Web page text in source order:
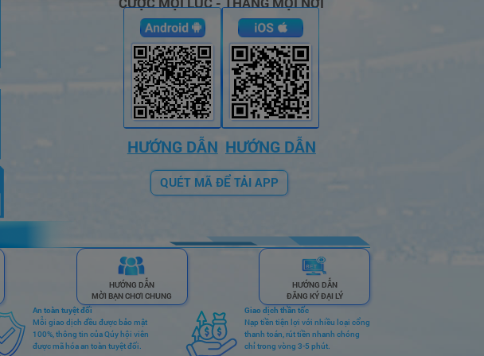
ae****** +265,600,800
hu****** +200,626,450
ng****** +140,000,000
em****** +260,250,000
th****** +110,000,000
po****** +180,000,000VNĐ
178,000,000 VNĐ
sh****** + 216,720,000VNĐ
HƯỚNG DẪN HƯỚNG DẪN
QUÉT MÃ ĐỂ TẢI APP
HƯỚNG DẪN
MỜI BẠN CHƠI CHUNG
HƯỚNG DẪN
ĐĂNG KÝ ĐẠI LÝ
An toàn tuyệt đối
Mỗi giao dịch đều được bảo mật
100%, thông tin của Qúy hội viên
được mã hóa an toàn tuyệt đối.
Giao dịch thần tốc
Nạp tiền tiện lợi với nhiều loại cổng
thanh toán, rút tiền nhanh chóng
chỉ trong vòng 3-5 phút.